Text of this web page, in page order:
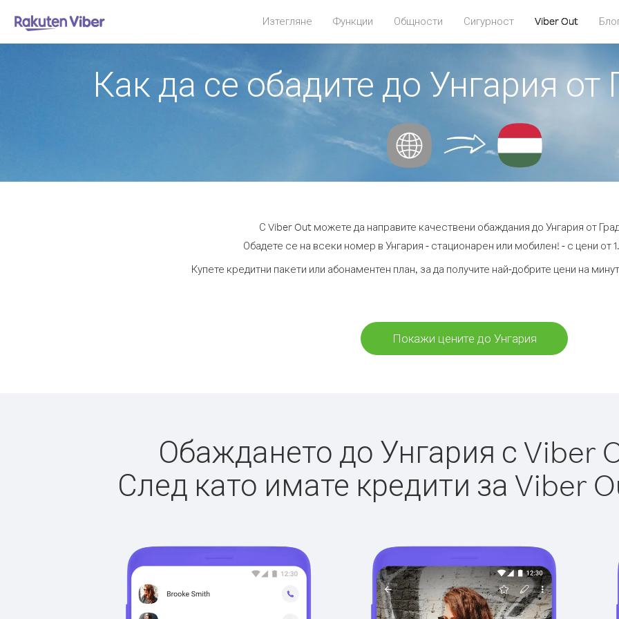
Изтегляне Функции Общности Сигурност Viber Out
Как да се обадите до Унгария от
С Viber Out можете да направите качествени обаждания до Унгария от
Обадете се на всеки номер в Унгария - стационарен или мобилен! - с цени от
Купете кредитни пакети или абонаментен план, за да получите най-добрите цени на
Покажи цените до Унгария
Обаждането до Унгария с Viber
След като имате кредити за Viber